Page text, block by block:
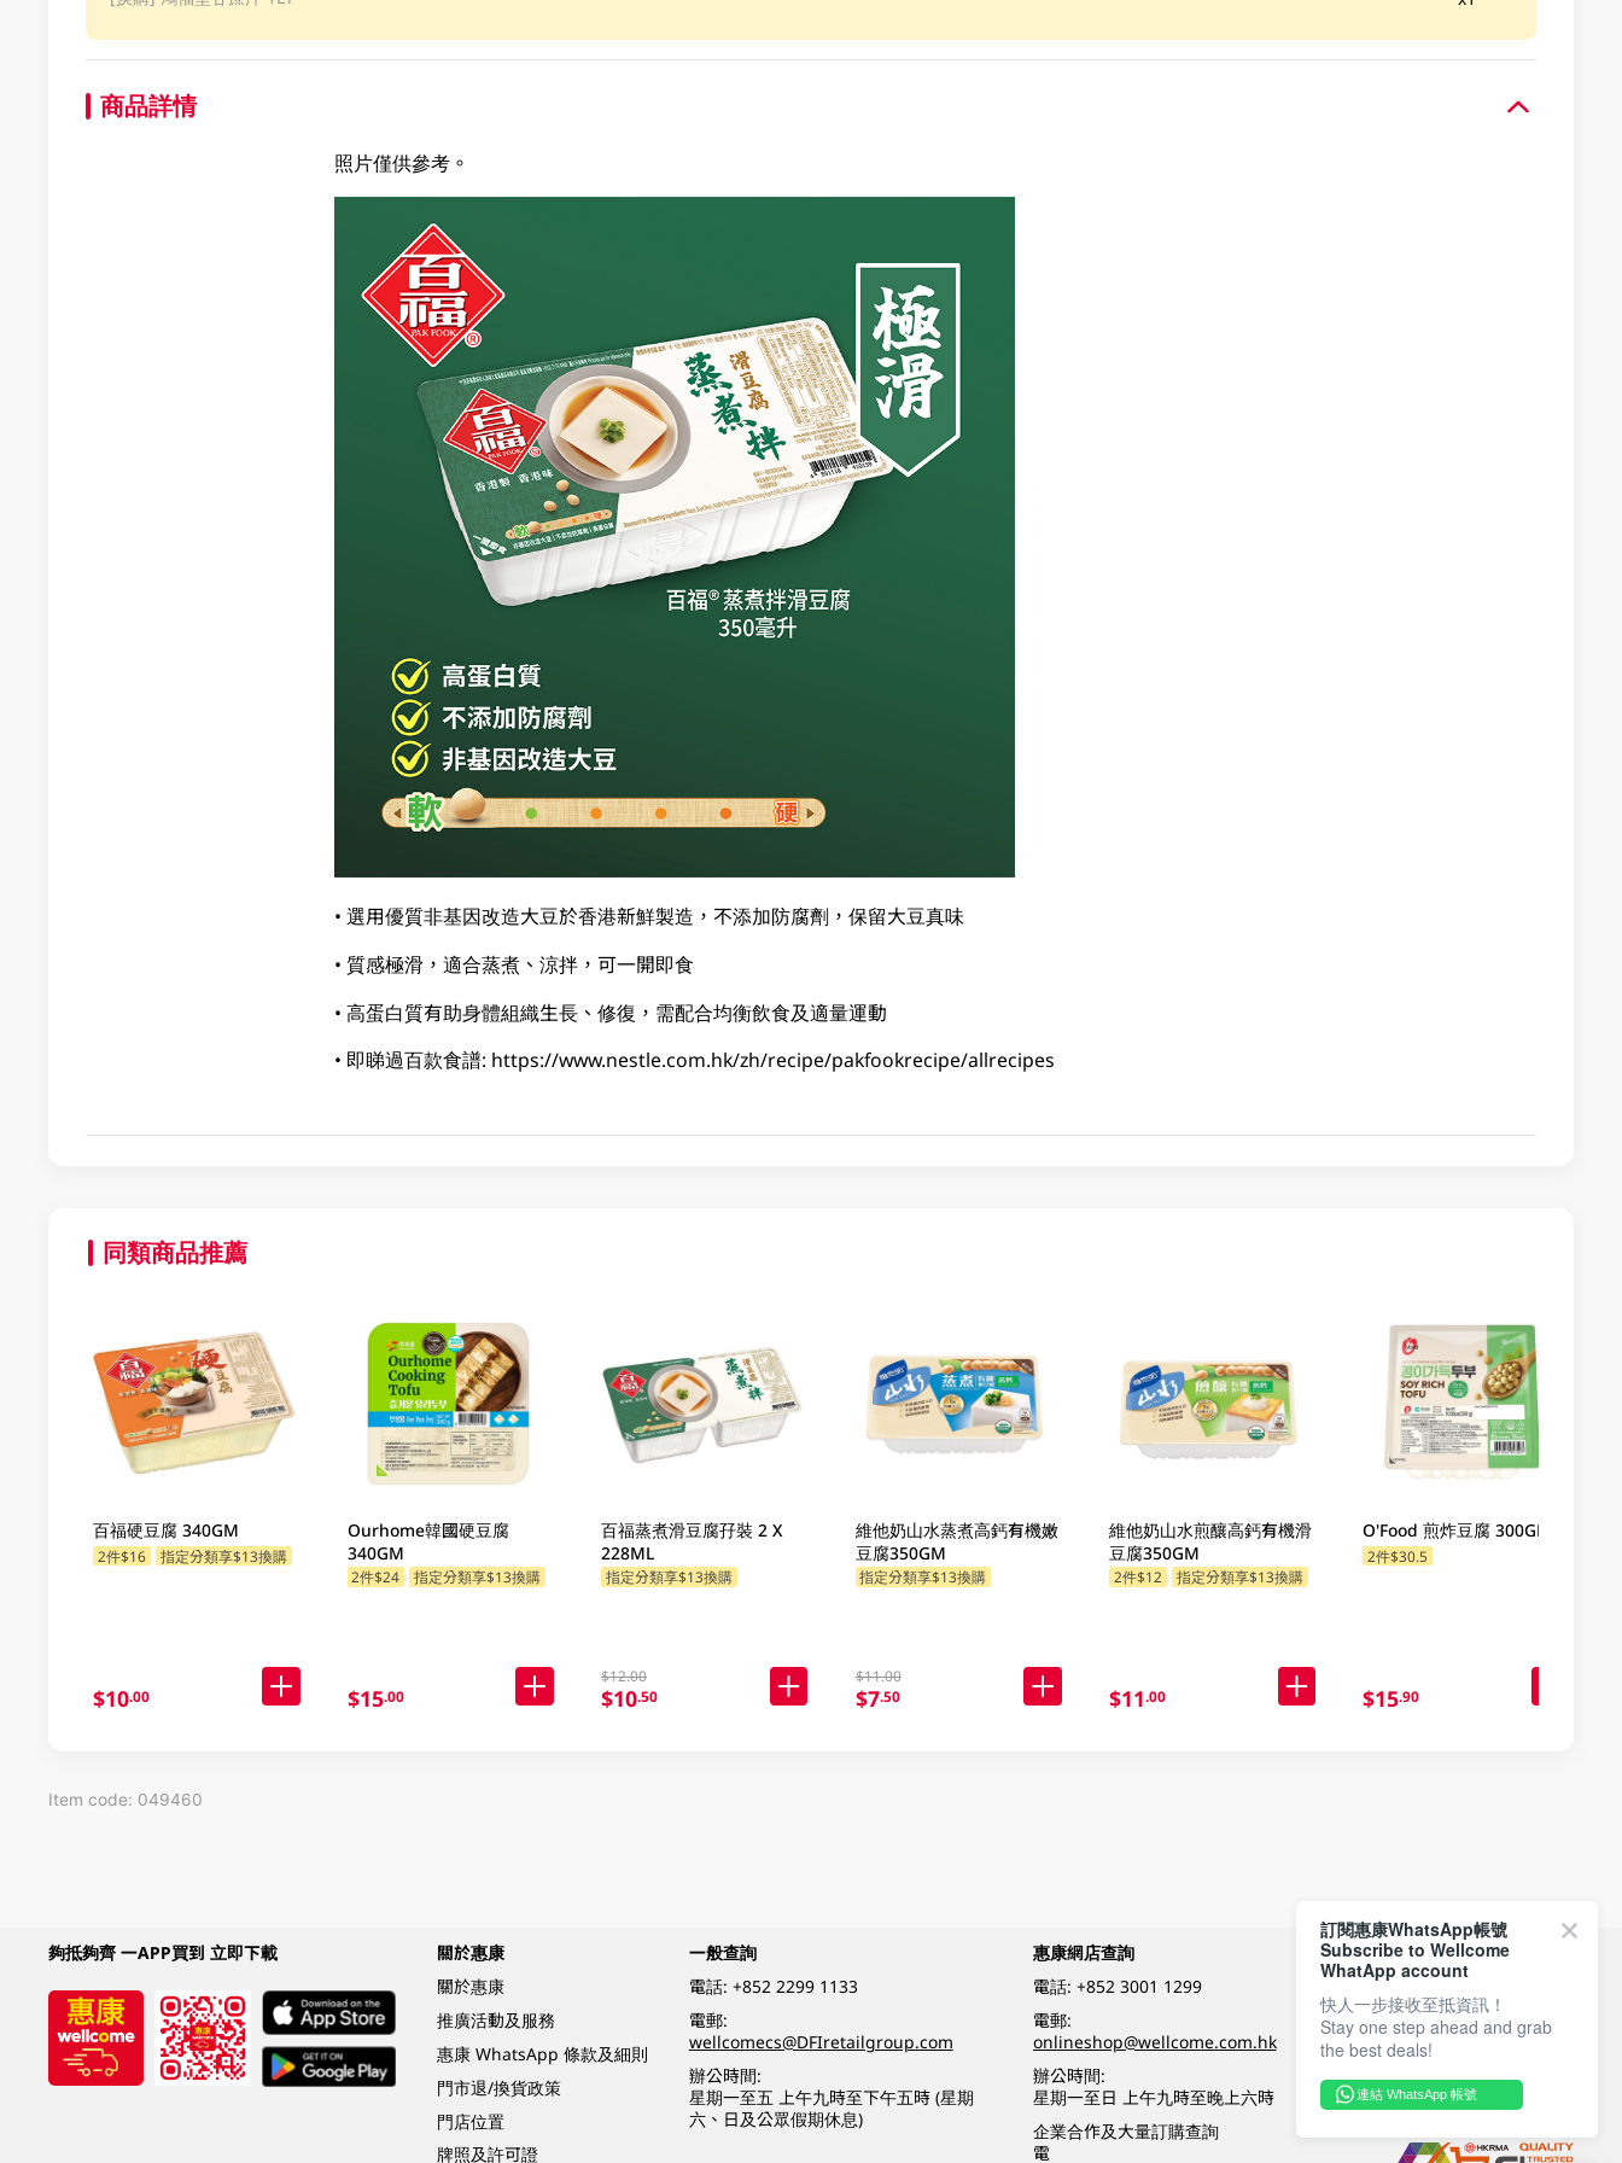
商品詳情
照片僅供參考。
• 選用優質非基因改造大豆於香港新鮮製造，不添加防腐劑，保留大豆真味
• 質感極滑，適合蒸煮、涼拌，可一開即食
• 高蛋白質有助身體組織生長、修復，需配合均衡飲食及適量運動​
• 即睇過百款食譜: https://www.nestle.com.hk/zh/recipe/pakfookrecipe/allrecipes
同類商品推薦
百福硬豆腐 340GM
2件$16 指定分類享$13換購
$10.00
Ourhome韓國硬豆腐
340GM
2件$24 指定分類享$13換購
$15.00
百福蒸煮滑豆腐孖裝 2 X
228ML
指定分類享$13換購
$12.00
$10.50
維他奶山水蒸煮高鈣有機嫩
豆腐350GM
指定分類享$13換購
$11.00
$7.50
維他奶山水煎釀高鈣有機滑
豆腐350GM
2件$12 指定分類享$13換購
$11.00
O'Food 煎炸豆腐 300GM
2件$30.5
$15.90
Item code: 049460
夠抵夠齊 一APP買到 立即下載
關於惠康
關於惠康
推廣活動及服務
惠康 WhatsApp 條款及細則
門市退/換貨政策
門店位置
牌照及許可證
一般查詢
電話: +852 2299 1133
電郵:
wellcomecs@DFIretailgroup.com
辦公時間:
星期一至五 上午九時至下午五時 (星期
六、日及公眾假期休息)
惠康網店查詢
電話: +852 3001 1299
電郵:
onlineshop@wellcome.com.hk
辦公時間:
星期一至日 上午九時至晚上六時
企業合作及大量訂購查詢
電
付款方式
關注我們
訂閱惠康WhatsApp帳號
Subscribe to Wellcome
WhatApp account
快人一步接收至抵資訊！
Stay one step ahead and grab
the best deals!
連結 WhatsApp 帳號